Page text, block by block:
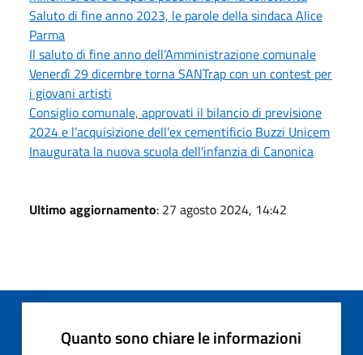
Saluto di fine anno 2023, le parole della sindaca Alice
Parma
Il saluto di fine anno dell’Amministrazione comunale
Venerdì 29 dicembre torna SANTrap con un contest per
i giovani artisti
Consiglio comunale, approvati il bilancio di previsione
2024 e l’acquisizione dell’ex cementificio Buzzi Unicem
Inaugurata la nuova scuola dell’infanzia di Canonica
Ultimo aggiornamento: 27 agosto 2024, 14:42
Quanto sono chiare le informazioni